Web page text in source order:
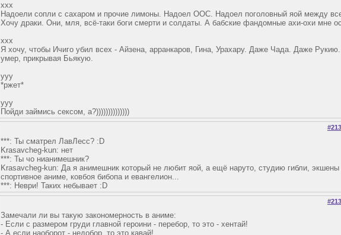
xxx
Надоели сопли с сахаром и прочие лимоны. Надоел ООС. Надоел поголовный яой между
Хочу драки. Они, мля, всё-таки боги смерти и солдаты. А бабские фандомные ахи-охи мне
xxx
Я хочу, чтобы Ичиго убил всех - Айзена, арранкаров, Гина, Урахару. Даже Чада. Даже
умер, прикрывая Бьякую.
yyy
*ржет*
yyy
Пойди займись сексом, а?))))))))))))))
***: Ты сматрел ЛавЛесс? :D
Krasavcheg-kun: нет
***: Ты чо нианимешник?
Krasavcheg-kun: Да я анимешник который не любит яой, а ещё наруто, студию гибли, экшены
спортивное аниме, ковбоя бибопа и евангелион...
***: Неври! Таких небывает :D
Замечали ли вы такую закономерность в аниме:
- Если с размером груди главной героини - перебор, то это - хентай!
- А если наоборот - недобор, то это кавай!